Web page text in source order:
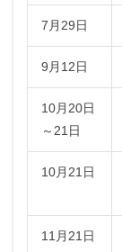
7月29日
9月12日
10月20日
～21日
10月21日
11月21日